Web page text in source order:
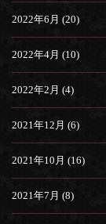
2022年6月 (20)
2022年4月 (10)
2022年2月 (4)
2021年12月 (6)
2021年10月 (16)
2021年7月 (8)